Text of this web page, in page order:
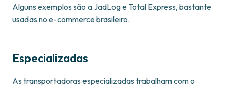
Alguns exemplos são a JadLog e Total Express, bastante
usadas no e-commerce brasileiro.
Especializadas
As transportadoras especializadas trabalham com o